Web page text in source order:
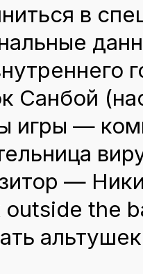
в
Санбой
игры —
—
outside the